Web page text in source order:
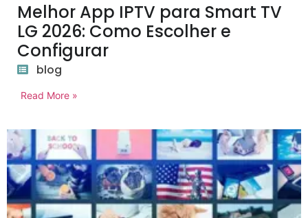
Melhor App IPTV para Smart TV
LG 2026: Como Escolher e
Configurar
blog
Read More »